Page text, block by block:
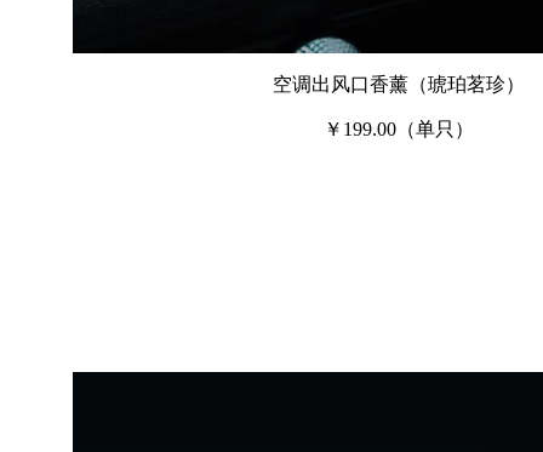
空调出风口香薰（琥珀茗珍）
￥199.00（单只）